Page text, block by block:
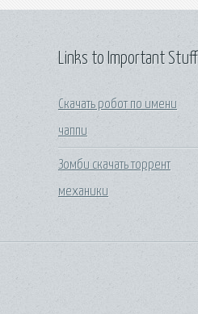
Links to Important Stuff
Скачать робот по имени
чаппи
Зомби скачать торрент
механики